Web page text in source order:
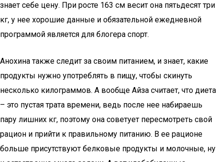
знает себе цену. При росте 163 см весит она пятьдесят три
кг, у нее хорошие данные и обязательной ежедневной
программой является для блогера спорт.
Анохина также следит за своим питанием, и знает, какие
продукты нужно употреблять в пищу, чтобы скинуть
несколько килограммов. А вообще Айза считает, что диета
– это пустая трата времени, ведь после нее набираешь
пару лишних кг, поэтому она советует пересмотреть свой
рацион и прийти к правильному питанию. В ее рационе
больше присутствуют белковые продукты и молочные, ну